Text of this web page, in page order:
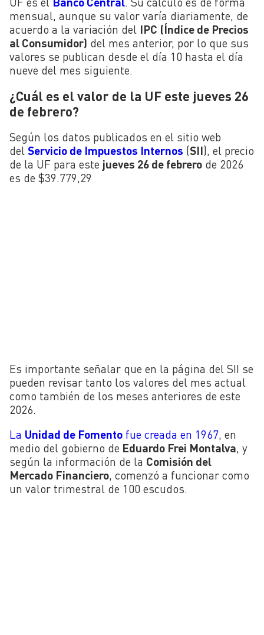
mensual, aunque su valor varía diariamente, de
acuerdo a la variación del IPC (Índice de Precios
al Consumidor) del mes anterior, por lo que sus
valores se publican desde el día 10 hasta el día
nueve del mes siguiente.
¿Cuál es el valor de la UF este jueves 26
de febrero?
Según los datos publicados en el sitio web
del Servicio de Impuestos Internos (SII), el precio
de la UF para este jueves 26 de febrero de 2026
es de $39.779,29
Es importante señalar que en la página del SII se
pueden revisar tanto los valores del mes actual
como también de los meses anteriores de este
2026.
La Unidad de Fomento fue creada en 1967, en
medio del gobierno de Eduardo Frei Montalva, y
según la información de la Comisión del
Mercado Financiero, comenzó a funcionar como
un valor trimestral de 100 escudos.